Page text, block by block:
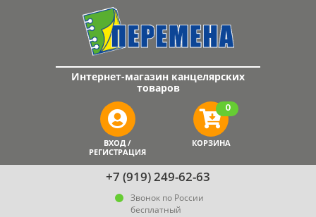
+7 (919) 249-62-63
Звонок по России
бесплатный
Интернет-магазин канцелярских
товаров
ВХОД /
РЕГИСТРАЦИЯ
КОРЗИНА
0